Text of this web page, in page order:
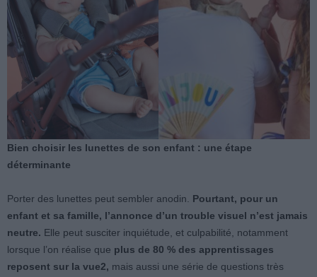
Bien choisir les lunettes de son enfant : une étape
déterminante
Porter des lunettes peut sembler anodin. Pourtant, pour un
enfant et sa famille, l’annonce d’un trouble visuel n’est jamais
neutre. Elle peut susciter inquiétude, et culpabilité, notamment
lorsque l’on réalise que plus de 80 % des apprentissages
reposent sur la vue2, mais aussi une série de questions très